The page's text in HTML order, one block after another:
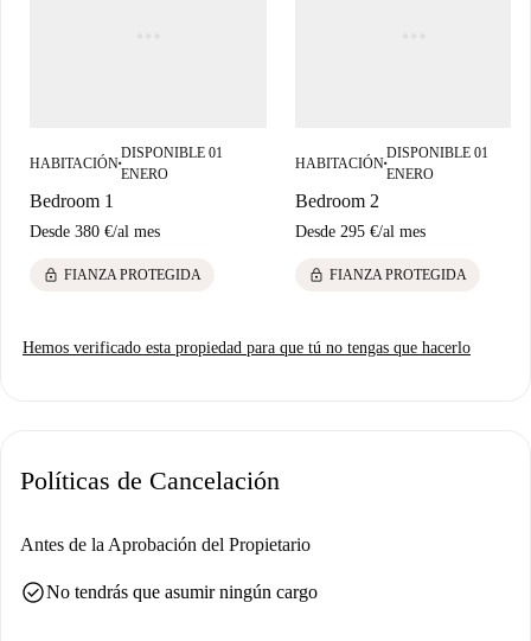
HABITACIÓN■
DISPONIBLE 01
ENERO
Bedroom 1
Desde 380 €/al mes
lock FIANZA PROTEGIDA
HABITACIÓN■
DISPONIBLE 01
ENERO
Bedroom 2
Desde 295 €/al mes
lock FIANZA PROTEGIDA
Hemos verificado esta propiedad para que tú no tengas que hacerlo
Políticas de Cancelación
Antes de la Aprobación del Propietario
check_circleNo tendrás que asumir ningún cargo